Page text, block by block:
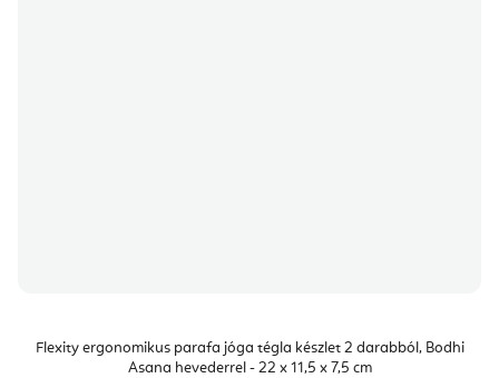
Flexity ergonomikus parafa jóga tégla készlet 2 darabból, Bodhi
Asana hevederrel - 22 x 11,5 x 7,5 cm